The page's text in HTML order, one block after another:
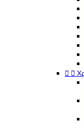
 